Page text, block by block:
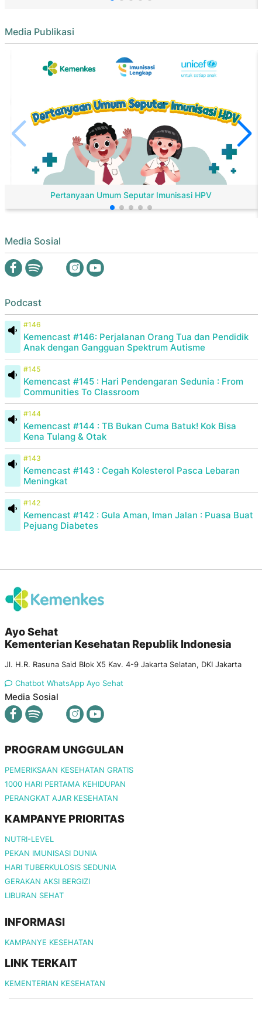
Media Publikasi
Pertanyaan Umum Seputar Imunisasi HPV
Media Sosial
Podcast
#146
Kemencast #146: Perjalanan Orang Tua dan Pendidik
Anak dengan Gangguan Spektrum Autisme
#145
Kemencast #145 : Hari Pendengaran Sedunia : From
Communities To Classroom
#144
Kemencast #144 : TB Bukan Cuma Batuk! Kok Bisa
Kena Tulang & Otak
#143
Kemencast #143 : Cegah Kolesterol Pasca Lebaran
Meningkat
#142
Kemencast #142 : Gula Aman, Iman Jalan : Puasa Buat
Pejuang Diabetes
Ayo Sehat
Kementerian Kesehatan Republik Indonesia
Jl. H.R. Rasuna Said Blok X5 Kav. 4-9 Jakarta Selatan, DKI Jakarta
Chatbot WhatsApp Ayo Sehat
Media Sosial
PROGRAM UNGGULAN
PEMERIKSAAN KESEHATAN GRATIS
1000 HARI PERTAMA KEHIDUPAN
PERANGKAT AJAR KESEHATAN
KAMPANYE PRIORITAS
NUTRI-LEVEL
PEKAN IMUNISASI DUNIA
HARI TUBERKULOSIS SEDUNIA
GERAKAN AKSI BERGIZI
LIBURAN SEHAT
INFORMASI
KAMPANYE KESEHATAN
LINK TERKAIT
KEMENTERIAN KESEHATAN